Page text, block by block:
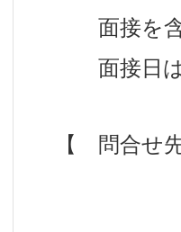
面接を含
面接日は
【 問合せ
TEL